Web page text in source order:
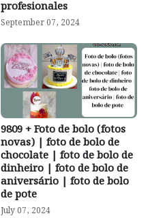
profesionales
September 07, 2024
9809 + Foto de bolo (fotos
novas) | foto de bolo de
chocolate | foto de bolo de
dinheiro | foto de bolo de
aniversário | foto de bolo
de pote
July 07, 2024